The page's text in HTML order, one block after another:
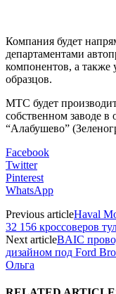
Компания будет
департаментами
компонентов, а также
образцов.
МТС будет
собственном заводе в
“Алабушево”
Facebook
Twitter
Pinterest
WhatsApp
Previous articleHaval
32 156 кроссоверов
Next articleBAIC
дизайном под Ford
Ольга